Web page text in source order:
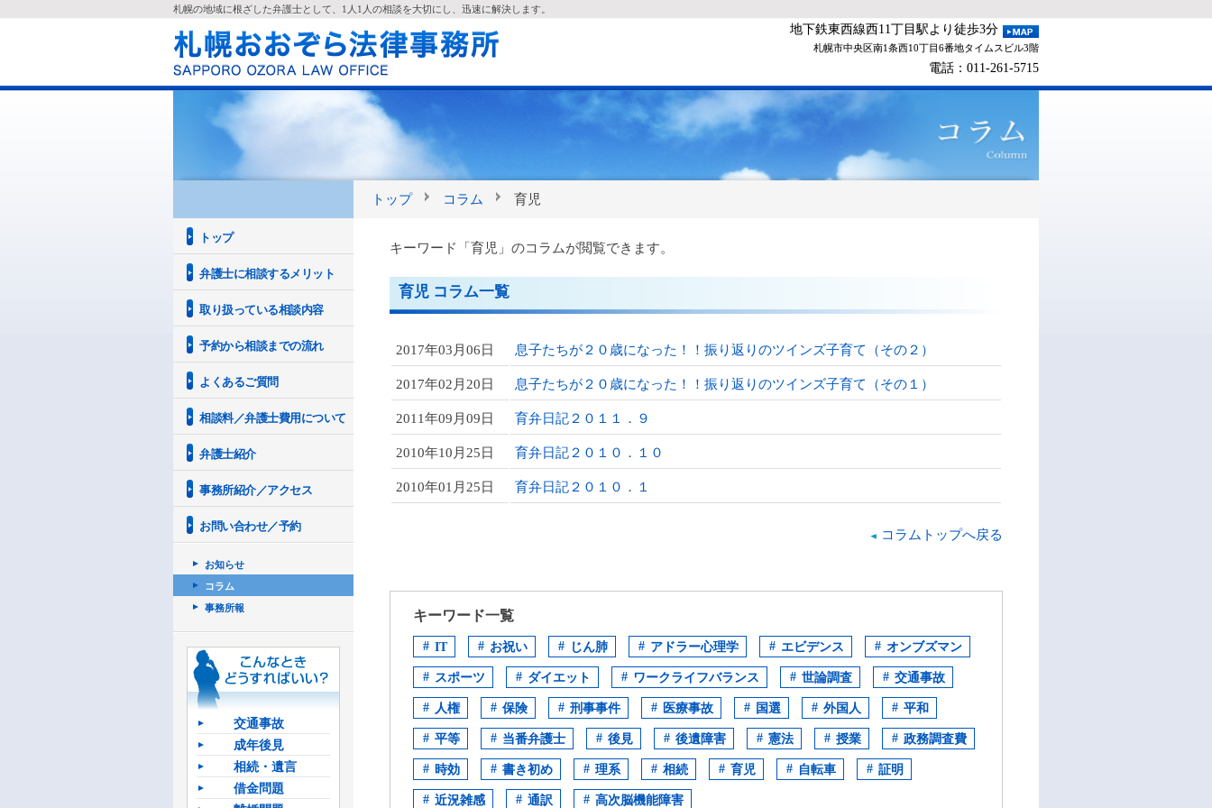
札幌の地域に根ざした弁護士として、1人1人の相談を大切にし、迅速に解決します。
地下鉄東西線西11丁目駅より徒歩3分
札幌市中央区南1条西10丁目6番地タイムスビル3階
電話： 011-261-5715
トップ コラム 育児
トップ
弁護士に相談するメリット
取り扱っている相談内容
予約から相談までの流れ
よくあるご質問
相談料／弁護士費用について
弁護士紹介
事務所紹介／アクセス
お問い合わせ／予約
お知らせ
コラム
事務所報
交通事故
成年後見
相続・遺言
借金問題
キーワード「育児」のコラムが閲覧できます。
育児 コラム一覧
2017年03月06日 息子たちが２０歳になった！！振り返りのツインズ子育て（その２）
2017年02月20日 息子たちが２０歳になった！！振り返りのツインズ子育て（その１）
2011年09月09日 育弁日記２０１１．９
2010年10月25日 育弁日記２０１０．１０
2010年01月25日 育弁日記２０１０．１
コラムトップへ戻る
キーワード一覧
IT お祝い じん肺 アドラー心理学 エビデンス オンブズマン
スポーツ ダイエット ワークライフバランス 世論調査 交通事故
人権 保険 刑事事件 医療事故 国選 外国人 平和
平等 当番弁護士 後見 後遺障害 憲法 授業 政務調査費
時効 書き初め 理系 相続 育児 自転車 証明
近況雑感 通訳 高次脳機能障害